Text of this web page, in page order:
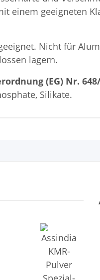
einem geeigneten
Nicht für
lagern.
(EG) Nr. 648/
Silikate.